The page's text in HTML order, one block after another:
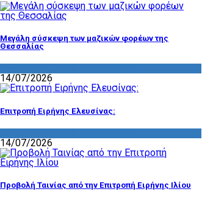
Μεγάλη σύσκεψη των μαζικών φορέων της
Θεσσαλίας
14/07/2026
Επιτροπή Ειρήνης Ελευσίνας:
14/07/2026
Προβολή Ταινίας από την Επιτροπή Ειρήνης Ιλίου